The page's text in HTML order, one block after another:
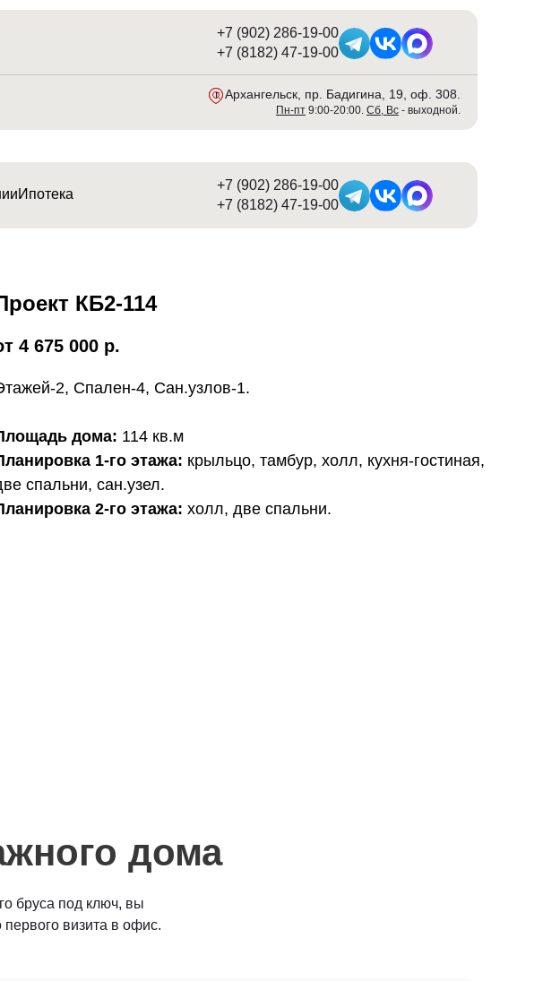
Пн-пт 9:00-20:00. Сб, Вс - выходной.
г. Архангельск, пр. Бадигина, 19, оф. 308
+7 (902) 286-19-00
+7 (8182) 47-19-00
Ипотека
+7 (902) 286-19-00
+7 (8182) 47-19-00
КБ2-114
4 675 000 р.
2, Спален-4, Сан.узлов-1.
дома: 114 кв.м
1-го этажа: крыльцо, тамбур, холл, кухня-гостиная,
спальни, сан.узел.
2-го этажа: холл, две спальни.
дома
бруса под ключ, вы
визита в офис.